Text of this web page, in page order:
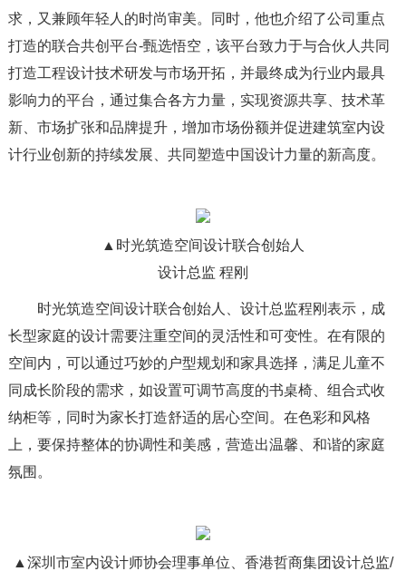
求，又兼顾年轻人的时尚审美。同时，他也介绍了公司重点
打造的联合共创平台-甄选悟空，该平台致力于与合伙人共同
打造工程设计技术研发与市场开拓，并最终成为行业内最具
影响力的平台，通过集合各方力量，实现资源共享、技术革
新、市场扩张和品牌提升，增加市场份额并促进建筑室内设
计行业创新的持续发展、共同塑造中国设计力量的新高度。
▲时光筑造空间设计联合创始人
设计总监 程刚
时光筑造空间设计联合创始人、设计总监程刚表示，成
长型家庭的设计需要注重空间的灵活性和可变性。在有限的
空间内，可以通过巧妙的户型规划和家具选择，满足儿童不
同成长阶段的需求，如设置可调节高度的书桌椅、组合式收
纳柜等，同时为家长打造舒适的居心空间。在色彩和风格
上，要保持整体的协调性和美感，营造出温馨、和谐的家庭
氛围。
▲深圳市室内设计师协会理事单位、香港哲商集团设计总监/